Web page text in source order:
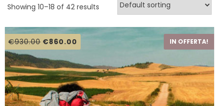
Showing 10–18 of 42 results
€930.00 €860.00 IN OFFERTA!